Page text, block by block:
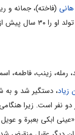
هانى (فاخته)، جمانه و
رمله، زینب، فاطمه،
زیاد، دستگیر شد و به
نفر است. زیرا هنگامی
ابکی بعبرة و